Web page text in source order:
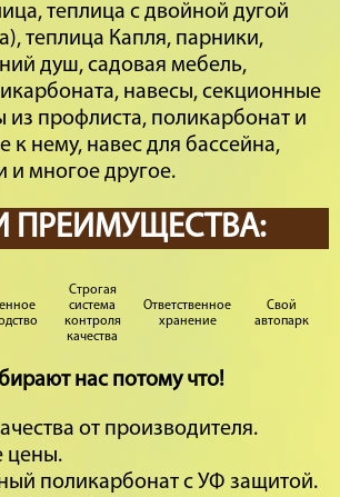
теплица с двойной дугой
теплица Капля, парники,
душ, садовая мебель,
навесы, секционные
из профлиста, поликарбонат и
к нему, навес для бассейна,
и многое другое.
ПРЕИМУЩЕСТВА:
Строгая
система
контроля
качества
Ответственное
хранение
Свой
автопарк
нас потому что!
от производителя.
цены.
поликарбонат с УФ защитой.